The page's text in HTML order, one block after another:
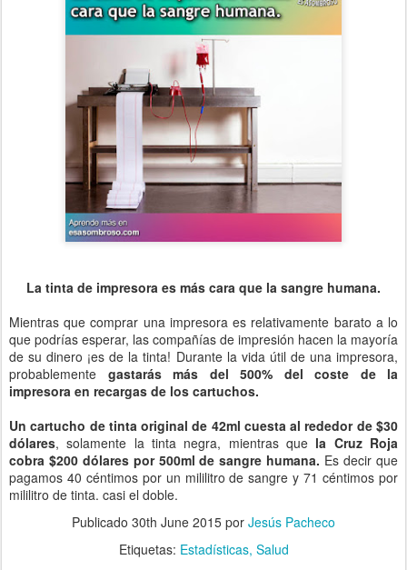
La tinta de impresora es más cara que la sangre humana.
Mientras que comprar una impresora es relativamente barato a lo
que podrías esperar, las compañías de impresión hacen la mayoría
de su dinero ¡es de la tinta! Durante la vida útil de una impresora,
probablemente gastarás más del 500% del coste de la
impresora en recargas de los cartuchos.
Un cartucho de tinta original de 42ml cuesta al rededor de $30
dólares, solamente la tinta negra, mientras que la Cruz Roja
cobra $200 dólares por 500ml de sangre humana. Es decir que
pagamos 40 céntimos por un mililitro de sangre y 71 céntimos por
mililitro de tinta. casi el doble.
Publicado 30th June 2015 por Jesús Pacheco
Etiquetas: Estadísticas Salud